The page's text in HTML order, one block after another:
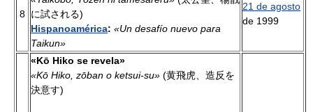
8 に試される)
Hispanoamérica: «Un desafío nuevo para
Taikun»
21 de agosto
de 1999
«Kō Hiko se revela»
«Kō Hiko, zōban o ketsui-su» (黄飛虎、造反を
決意す)